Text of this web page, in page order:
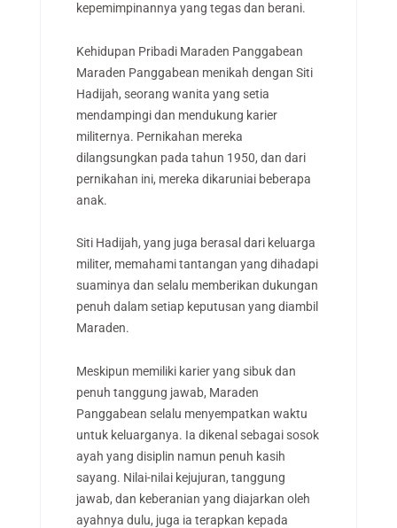
kepemimpinannya yang tegas dan berani.
Kehidupan Pribadi Maraden Panggabean
Maraden Panggabean menikah dengan Siti
Hadijah, seorang wanita yang setia
mendampingi dan mendukung karier
militernya. Pernikahan mereka
dilangsungkan pada tahun 1950, dan dari
pernikahan ini, mereka dikaruniai beberapa
anak.
Siti Hadijah, yang juga berasal dari keluarga
militer, memahami tantangan yang dihadapi
suaminya dan selalu memberikan dukungan
penuh dalam setiap keputusan yang diambil
Maraden.
Meskipun memiliki karier yang sibuk dan
penuh tanggung jawab, Maraden
Panggabean selalu menyempatkan waktu
untuk keluarganya. Ia dikenal sebagai sosok
ayah yang disiplin namun penuh kasih
sayang. Nilai-nilai kejujuran, tanggung
jawab, dan keberanian yang diajarkan oleh
ayahnya dulu, juga ia terapkan kepada